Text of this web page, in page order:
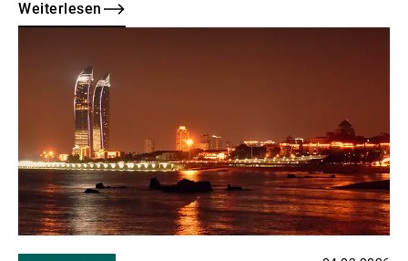
Reservewährung. Die strukturelle Stärke des Frankens
Weiterlesen